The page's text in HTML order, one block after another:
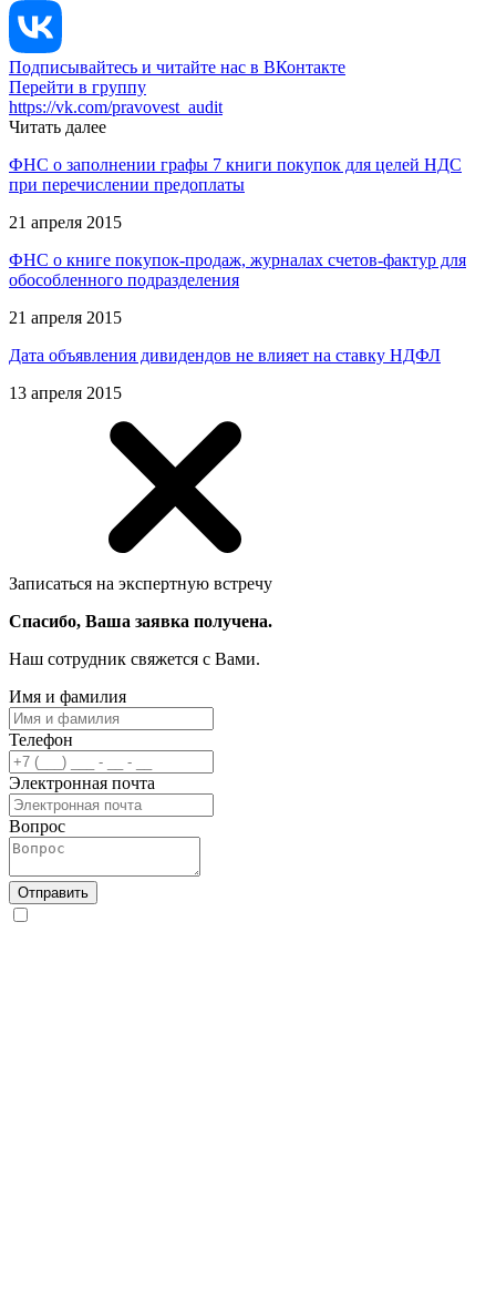
Подписывайтесь и читайте нас в ВКонтакте
Перейти в группу
https://vk.com/pravovest_audit
Читать далее
ФНС о заполнении графы 7 книги покупок для целей НДС
при перечислении предоплаты
21 апреля 2015
ФНС о книге покупок-продаж, журналах счетов-фактур для
обособленного подразделения
21 апреля 2015
Дата объявления дивидендов не влияет на ставку НДФЛ
13 апреля 2015
Записаться на экспертную встречу
Спасибо, Ваша заявка получена.
Наш сотрудник свяжется с Вами.
Имя и фамилия
Телефон
Электронная почта
Вопрос
Отправить